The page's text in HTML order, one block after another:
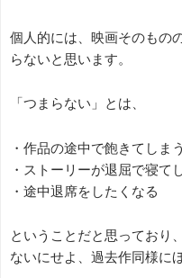
個人的には、映画そのもの
らないと思います。
「つまらない」とは、
・作品の途中で飽きてしまう
・ストーリーが退屈で寝て
・途中退席をしたくなる
ということだと思っており
ないにせよ、過去作同様に